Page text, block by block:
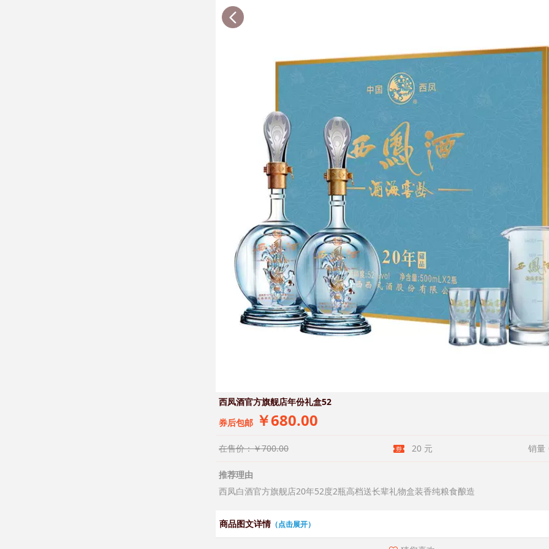
西凤酒官方旗舰店年份礼盒52
券后包邮 ￥680.00
在售价：￥700.00 20 元 销量
推荐理由
西凤白酒官方旗舰店20年52度2瓶高档送长辈礼物盒装香纯粮食酿造
商品图文详情（点击展开）